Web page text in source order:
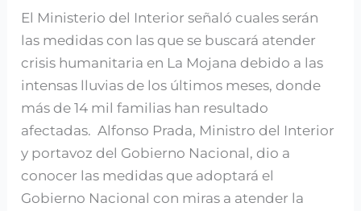
El Ministerio del Interior señaló cuales serán
las medidas con las que se buscará atender
crisis humanitaria en La Mojana debido a las
intensas lluvias de los últimos meses, donde
más de 14 mil familias han resultado
afectadas. Alfonso Prada, Ministro del Interior
y portavoz del Gobierno Nacional, dio a
conocer las medidas que adoptará el
Gobierno Nacional con miras a atender la
por
invierno